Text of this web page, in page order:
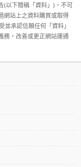
(以下簡稱「資料」)，不可
網站上之資料購買或取得
並承認信賴任何「資料」
務，改善或更正網站運通